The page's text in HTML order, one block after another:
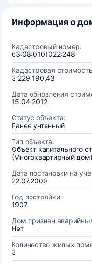
Информация о
Кадастровый номер:
63:08:0101022:248
Кадастровая
3 229 190,43
Дата обновления
15.04.2012
Статус объекта:
Ранее учтенный
Тип объекта:
Объект капитального
(Многоквартирный дом)
Дата постановки на
22.07.2009
Год постройки:
1907
Дом признан
Нет
Количество жилых
3